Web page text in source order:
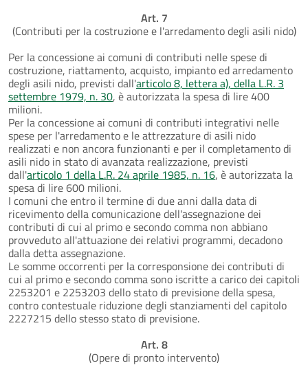
Art. 7
(Contributi per la costruzione e l'arredamento degli asili nido)
Per la concessione ai comuni di contributi nelle spese di
costruzione, riattamento, acquisto, impianto ed arredamento
degli asili nido, previsti dall'articolo 8, lettera a), della L.R. 3
settembre 1979, n. 30, è autorizzata la spesa di lire 400
milioni.
Per la concessione ai comuni di contributi integrativi nelle
spese per l'arredamento e le attrezzature di asili nido
realizzati e non ancora funzionanti e per il completamento di
asili nido in stato di avanzata realizzazione, previsti
dall'articolo 1 della L.R. 24 aprile 1985, n. 16, è autorizzata la
spesa di lire 600 milioni.
I comuni che entro il termine di due anni dalla data di
ricevimento della comunicazione dell'assegnazione dei
contributi di cui al primo e secondo comma non abbiano
provveduto all'attuazione dei relativi programmi, decadono
dalla detta assegnazione.
Le somme occorrenti per la corresponsione dei contributi di
cui al primo e secondo comma sono iscritte a carico dei capitoli
2253201 e 2253203 dello stato di previsione della spesa,
contro contestuale riduzione degli stanziamenti del capitolo
2227215 dello stesso stato di previsione.
Art. 8
(Opere di pronto intervento)